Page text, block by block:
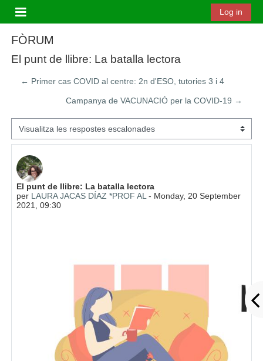
Panell lateral
Log in
FÒRUM
El punt de llibre: La batalla lectora
← Primer cas COVID al centre: 2n d'ESO, tutories 3 i 4
Campanya de VACUNACIÓ per la COVID-19 →
Mode de visualització
El punt de llibre: La batalla lectora
per LAURA JACAS DÍAZ *PROF AL - Monday, 20 September
2021, 09:30
Nombre de respostes: 0